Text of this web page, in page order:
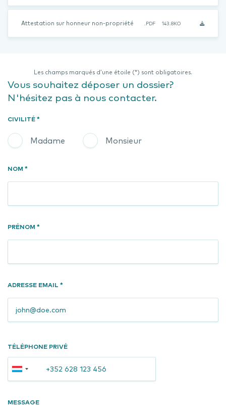
Attestation sur honneur non-propriété .PDF 143.8KO
Les champs marqués d’une étoile (*) sont obligatoires.
Vous souhaitez déposer un dossier?
N'hésitez pas à nous contacter.
CIVILITÉ *
Madame Monsieur
NOM *
PRÉNOM *
ADRESSE EMAIL *
Téléphone
privé
TÉLÉPHONE PRIVÉ
MESSAGE